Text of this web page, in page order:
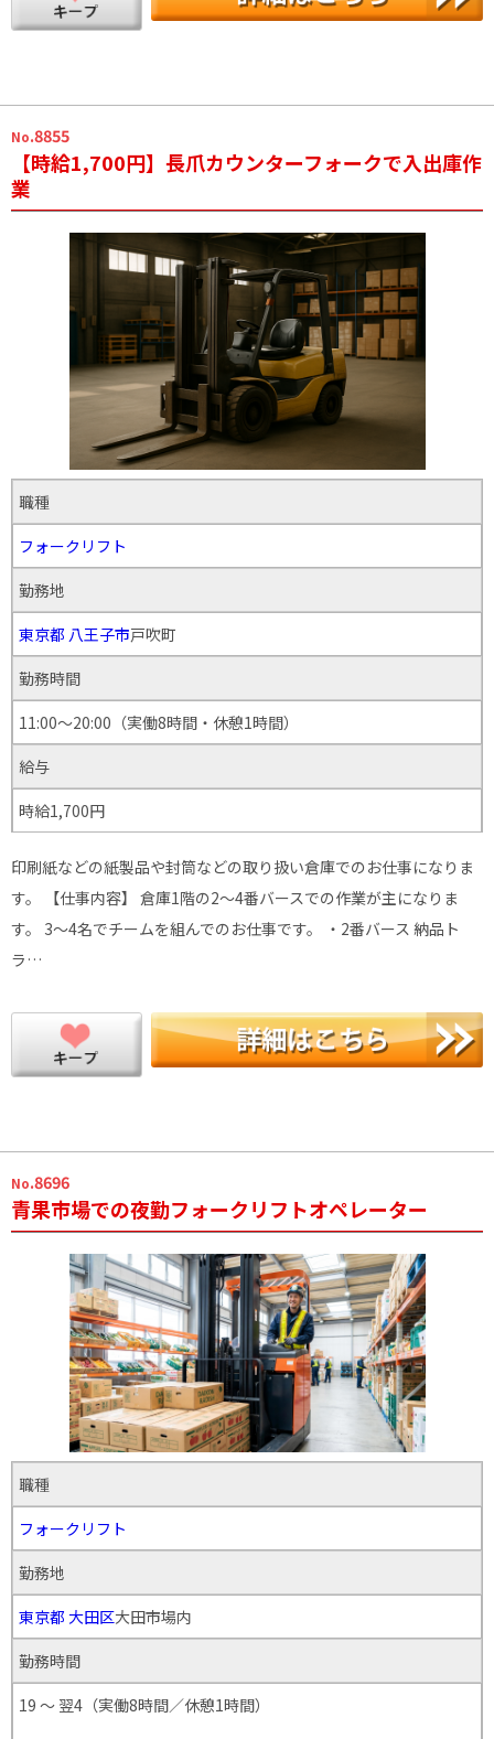
No.8855
【時給1,700円】長爪カウンターフォークで入出庫作
業
職種
フォークリフト
勤務地
東京都 八王子市戸吹町
勤務時間
11:00～20:00（実働8時間・休憩1時間）
給与
時給1,700円
印刷紙などの紙製品や封筒などの取り扱い倉庫でのお仕事になりま
す。 【仕事内容】 倉庫1階の2～4番バースでの作業が主になりま
す。 3～4名でチームを組んでのお仕事です。 ・2番バース 納品ト
ラ…
No.8696
青果市場での夜勤フォークリフトオペレーター
職種
フォークリフト
勤務地
東京都 大田区大田市場内
勤務時間
19 ～ 翌4（実働8時間／休憩1時間）